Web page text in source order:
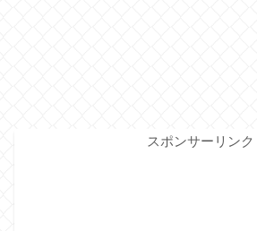
スポンサーリンク